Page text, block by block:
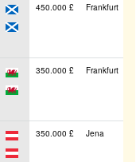
450.000 £ Frankfurt
350.000 £ Frankfurt
350.000 £ Jena